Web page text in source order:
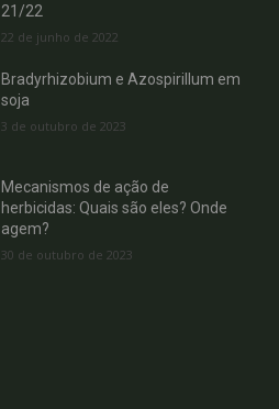
21/22
22 de junho de 2022
Bradyrhizobium e Azospirillum em
soja
3 de outubro de 2023
Mecanismos de ação de
herbicidas: Quais são eles? Onde
agem?
30 de outubro de 2023